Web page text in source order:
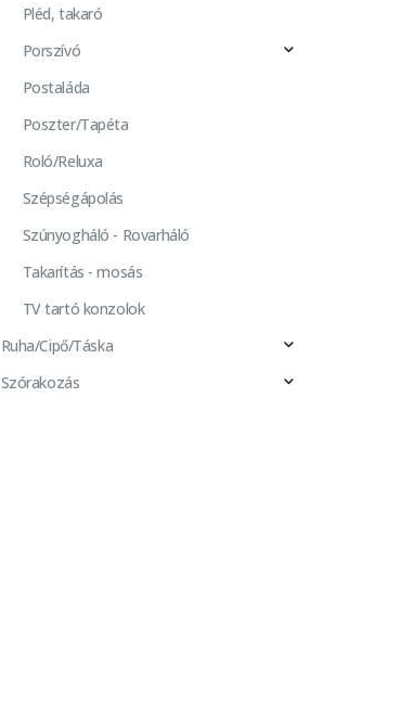
Pléd, takaró
Porszívó
Postaláda
Poszter/Tapéta
Roló/Reluxa
Szépségápolás
Szúnyogháló - Rovarháló
Takarítás - mosás
TV tartó konzolok
Ruha/Cipő/Táska
Szórakozás